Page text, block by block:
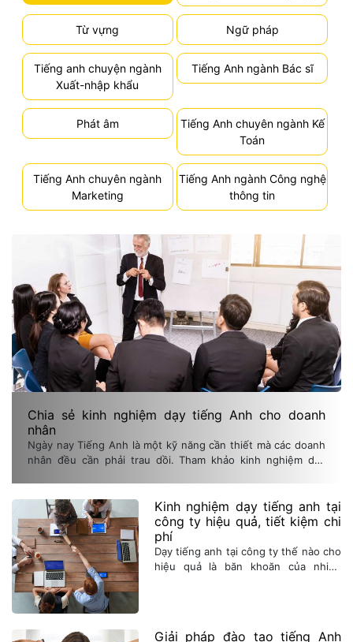
Từ vựng Ngữ pháp
Tiếng anh chuyện ngành
Xuất-nhập khẩu
Tiếng Anh ngành Bác sĩ
Phát âm
Tiếng Anh chuyên ngành Kế
Toán
Tiếng Anh chuyên ngành
Marketing
Tiếng Anh ngành Công nghệ
thông tin
Chia sẻ kinh nghiệm dạy tiếng Anh cho doanh
nhân
Ngày nay Tiếng Anh là một kỹ năng cần thiết mà các doanh
nhân đều cần phải trau dồi. Tham khảo kinh nghiệm dạy
Kinh nghiệm dạy tiếng anh tại
công ty hiệu quả, tiết kiệm chi
phí
Dạy tiếng anh tại công ty thế nào cho
hiệu quả là băn khoăn của nhiều
Giải pháp đào tạo tiếng Anh